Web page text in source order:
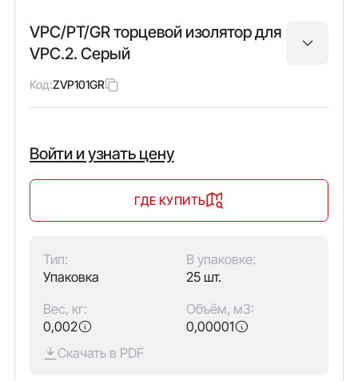
VPC/PT/GR торцевой изолятор для
VPC.2. Серый
Код:ZVP101GR
Войти и узнать цену
ГДЕ КУПИТЬ
Тип:
Упаковка
В упаковке:
25 шт.
Вес, кг:
0,002
Объём, м3:
0,00001
Скачать в PDF